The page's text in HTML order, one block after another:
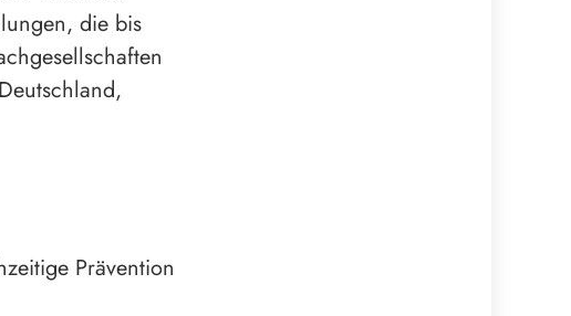
die bis
Prävention